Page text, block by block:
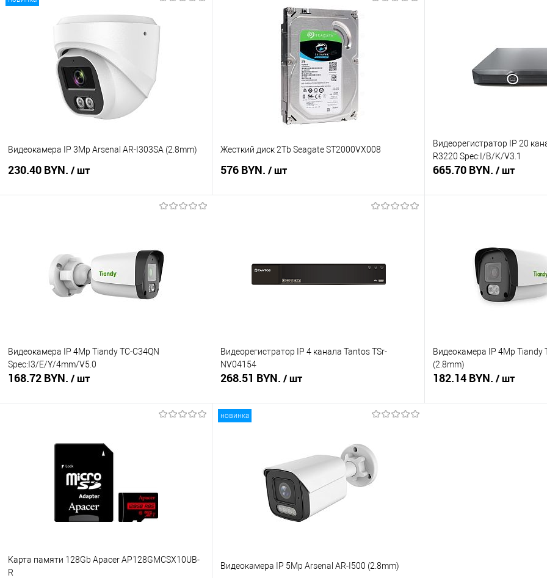
Видеокамера IP 3Mp Arsenal AR-I303SA (2.8mm)
230.40 BYN. / шт
Купить в 1 клик
Сравнение
В наличии
Жесткий диск 2Tb Seagate ST2000VX008
576 BYN. / шт
В избранное
В наличии
Видеорегистратор IP 20
R3220 Spec:I/B/K/V3.1
665.70 BYN. / шт
Купить в 1 клик
В избранное
Видеокамера IP 4Mp Tiandy TC-C34QN
Spec:I3/E/Y/4mm/V5.0
168.72 BYN. / шт
Видеорегистратор IP 4 канала Tantos TSr-
NV04154
268.51 BYN. / шт
Купить в 1 клик
Сравнение
В избранное
В наличии
Видеокамера IP 4Mp Tiandy
(2.8mm)
182.14 BYN. / шт
Карта памяти 128Gb Apacer AP128GMCSX10UB-
R
новинка
Видеокамера IP 5Mp Arsenal AR-I500 (2.8mm)